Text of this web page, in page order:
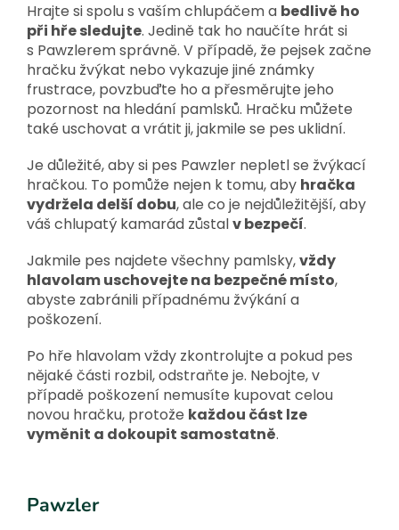
Hrajte si spolu s vaším chlupáčem a bedlivě ho
při hře sledujte. Jedině tak ho naučíte hrát si
s Pawzlerem správně. V případě, že pejsek začne
hračku žvýkat nebo vykazuje jiné známky
frustrace, povzbuďte ho a přesměrujte jeho
pozornost na hledání pamlsků. Hračku můžete
také uschovat a vrátit ji, jakmile se pes uklidní.
Je důležité, aby si pes Pawzler nepletl se žvýkací
hračkou. To pomůže nejen k tomu, aby hračka
vydržela delší dobu, ale co je nejdůležitější, aby
váš chlupatý kamarád zůstalv bezpečí.
Jakmile pes najdete všechny pamlsky,vždy
hlavolam uschovejte na bezpečné místo,
abyste zabránili případnému žvýkání a
poškození.
Po hře hlavolam vždy zkontrolujte a pokud pes
nějaké části rozbil, odstraňte je. Nebojte, v
případě poškození nemusíte kupovat celou
novou hračku, protože každou část lze
vyměnit a dokoupit samostatně.
Pawzler